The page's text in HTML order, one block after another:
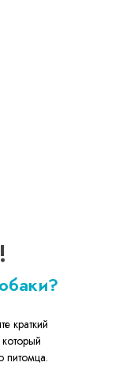
краткий
питомца.